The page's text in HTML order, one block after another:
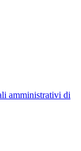
amministrativi di